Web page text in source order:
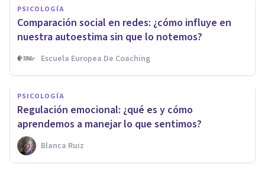
PSICOLOGÍA
Comparación social en redes: ¿cómo influye en
nuestra autoestima sin que lo notemos?
Escuela Europea De Coaching
PSICOLOGÍA
Regulación emocional: ¿qué es y cómo
aprendemos a manejar lo que sentimos?
Blanca Ruiz